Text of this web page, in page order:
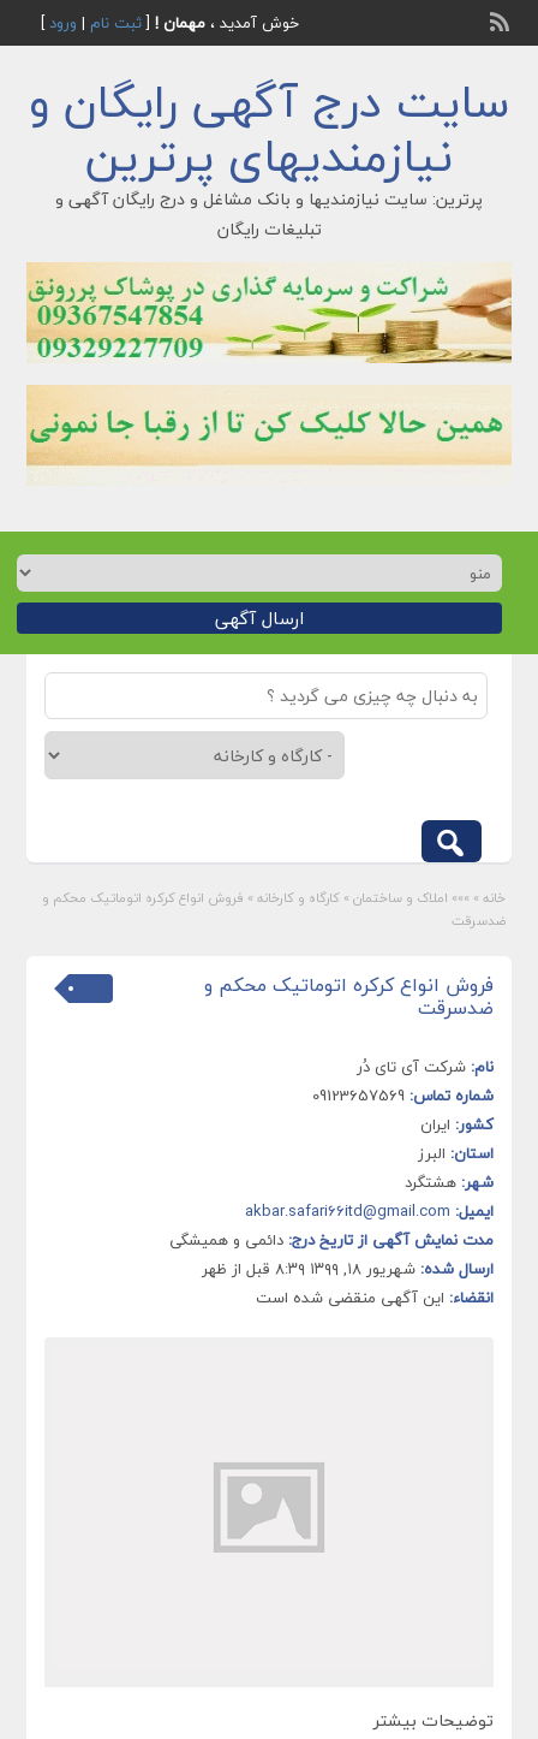
خوش آمدید ، مهمان ![ثبت نام | ورود]
سایت درج آگهی رایگان و
نیازمندیهای پرترین
پرترین: سایت نیازمندیها و بانک مشاغل و درج رایگان آگهی و
تبلیغات رایگان
ارسال آگهی
خانه » »»» املاک و ساختمان » کارگاه و کارخانه » فروش انواع کرکره اتوماتیک محکم و
ضدسرقت
فروش انواع کرکره اتوماتیک محکم و
ضدسرقت
نام: شرکت آی تای دُر
شماره تماس: 09123657569
کشور: ایران
استان: البرز
شهر: هشتگرد
ایمیل: akbar.safari66itd@gmail.com
مدت نمایش آگهی از تاریخ درج: دائمی و همیشگی
ارسال شده: شهریور ۱۸, ۱۳۹۹ ۸:۳۹ قبل از ظهر
انقضاء: این آگهی منقضی شده است
توضیحات بیشتر